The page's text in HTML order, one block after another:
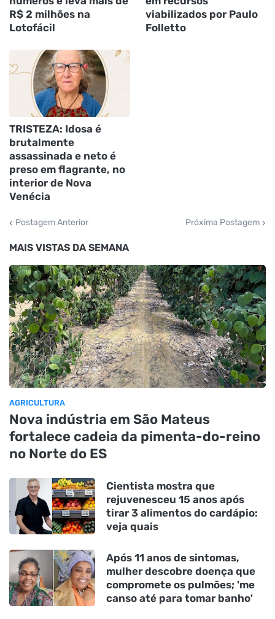
R$ 2 milhões na
Lotofácil
viabilizados por Paulo
Folletto
TRISTEZA: Idosa é
brutalmente
assassinada e neto é
preso em flagrante, no
interior de Nova
Venécia
Postagem Anterior Próxima Postagem
MAIS VISTAS DA SEMANA
AGRICULTURA
Nova indústria em São Mateus
fortalece cadeia da pimenta-do-reino
no Norte do ES
Cientista mostra que
rejuvenesceu 15 anos após
tirar 3 alimentos do cardápio:
veja quais
Após 11 anos de sintomas,
mulher descobre doença que
compromete os pulmões; 'me
canso até para tomar banho'